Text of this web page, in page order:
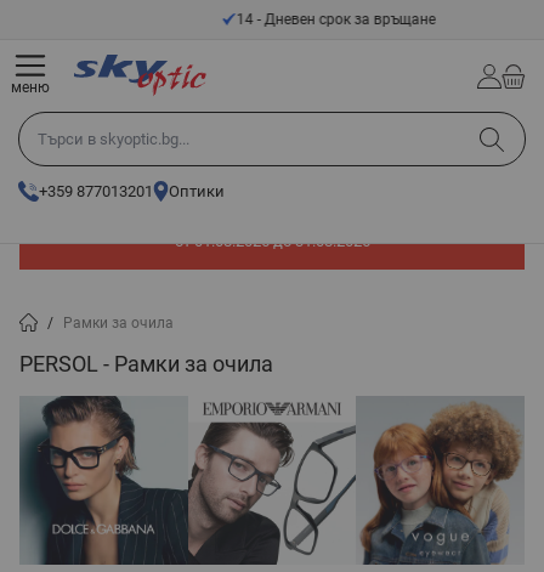
Прескачане към съдържанието14 - Дневен срок за връщане
Търси в skyoptic.bg...
+359 877013201 Оптики
меню
от 01.08.2026 до 31.08.2026
/ Рамки за очила
PERSOL - Рамки за очила